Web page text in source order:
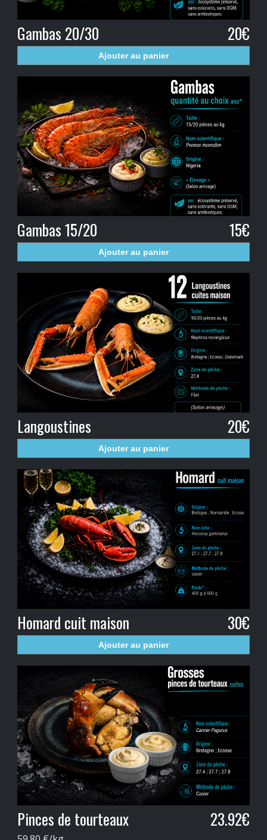
20€
Gambas 20/30
Ajouter au panier
15€
Gambas 15/20
Ajouter au panier
20€
Langoustines
Ajouter au panier
30€
Homard cuit maison
Ajouter au panier
23.92€
Pinces de tourteaux